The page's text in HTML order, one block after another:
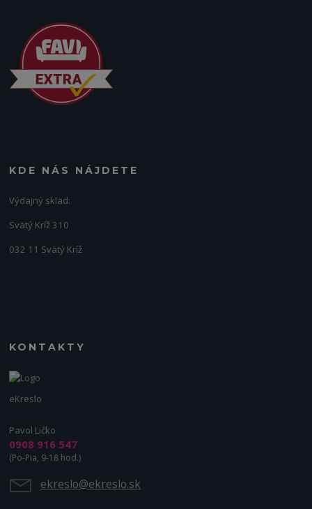
KDE NÁS NÁJDETE
Výdajný sklad:
Svätý Kríž 310
032 11 Svätý Kríž
KONTAKTY
eKreslo
Pavol Ličko
0908 916 547
(Po-Pia, 9-18 hod.)
ekreslo@ekreslo.sk